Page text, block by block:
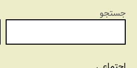
جستجو